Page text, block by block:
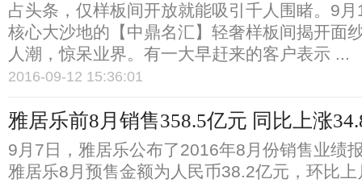
占头条，仅样板间开放就能吸引千人围睹。9
核心大沙地的【中鼎名汇】轻奢样板间揭开面
人潮，惊呆业界。有一大早赶来的客户表示 ...
2016-09-12 15:36:01
雅居乐前8月销售358.5亿元 同比上涨
9月7日，雅居乐公布了2016年8月份销售业绩
雅居乐8月预售金额为人民币38.2亿元，环比